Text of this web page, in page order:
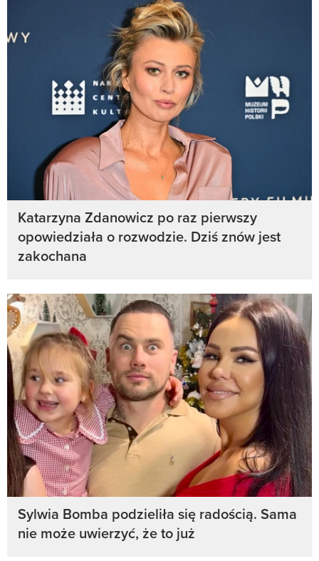
Katarzyna Zdanowicz po raz pierwszy
opowiedziała o rozwodzie. Dziś znów jest
zakochana
Sylwia Bomba podzieliła się radością. Sama
nie może uwierzyć, że to już